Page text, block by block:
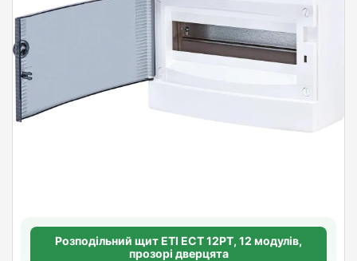
Розподільний щит ETI ECT 12PT, 12 модулів,
прозорі дверцята